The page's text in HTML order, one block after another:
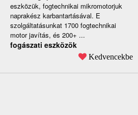
eszközük, fogtechnikai mikromotorjuk
naprakész karbantartásával. E
szolgáltatásunkat 1700 fogtechnikai
motor javítás, és 200+ ...
fogászati eszközök
Kedvencekbe